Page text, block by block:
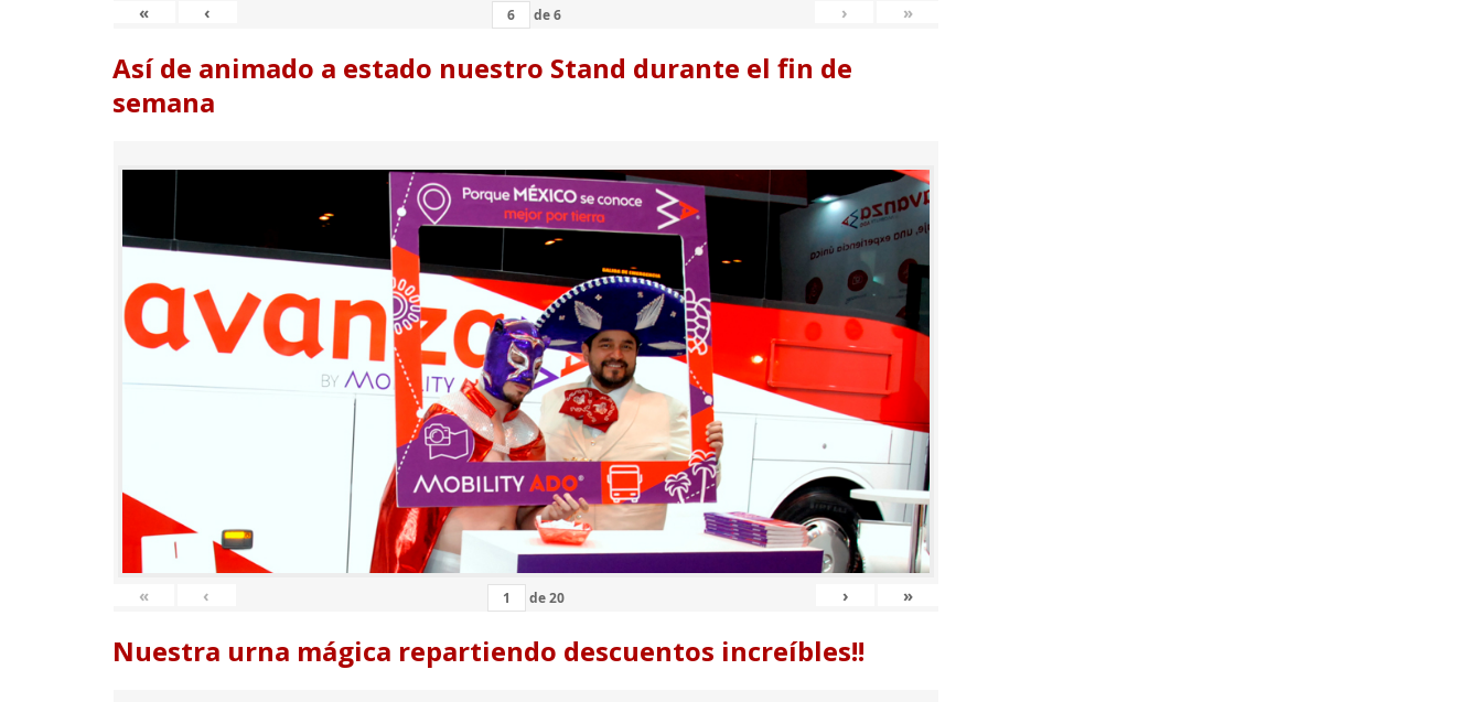
« ‹ de6 › »
Así de animado a estado nuestro Stand durante el fin de
semana
« ‹ de20 › »
Nuestra urna mágica repartiendo descuentos increíbles!!